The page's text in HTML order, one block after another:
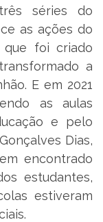
séries do
as ações do
que foi criado
a
E em 2021
as aulas
e pelo
Dias,
encontrado
estudantes,
estiveram